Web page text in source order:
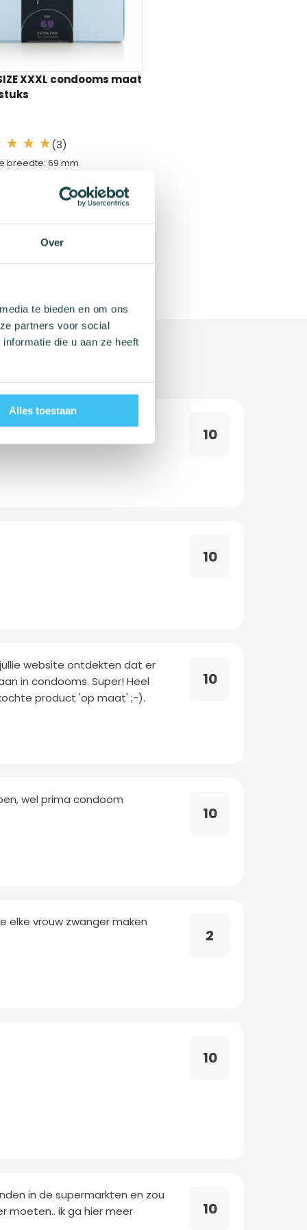
Over
te bieden en om ons
partners voor social
die u aan ze heeft
Alles toestaan
XXXL condooms maat
(3)
breedte: 69 mm
10
10
10
website ontdekten dat er
in condooms. Super! Heel
product 'op maat' ;-).
10
wel prima condoom
2
elke vrouw zwanger maken
10
10
in de supermarkten en zou
moeten.. ik ga hier meer